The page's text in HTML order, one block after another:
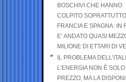
BOSCHIVI CHE HANNO
COLPITO SOPRATTUTTO
FRANCIA E SPAGNA: IN
E’ ANDATO QUASI
MILIONE DI ETTARI DI
IL PROBLEMA
L’ENERGIA NON È
PREZZO, MA LA